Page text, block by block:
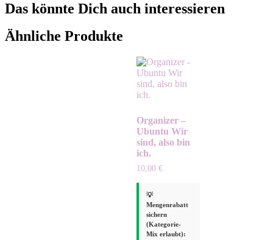
Das könnte Dich auch interessieren
Ähnliche Produkte
Organizer –
Ubuntu Wir
sind, also bin
ich.
10,00 €
💡
Mengenrabatt
sichern
(Kategorie-
Mix erlaubt):